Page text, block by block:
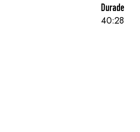
Durade
40:28